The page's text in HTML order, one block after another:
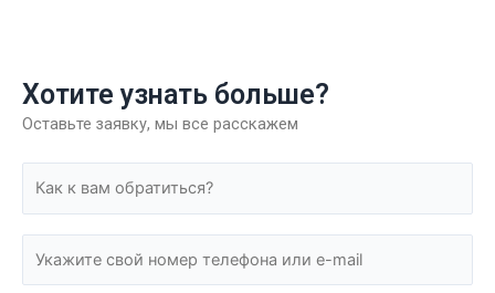
Хотите узнать больше?
Оставьте заявку, мы все расскажем